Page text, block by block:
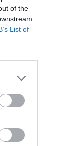
of the
List of